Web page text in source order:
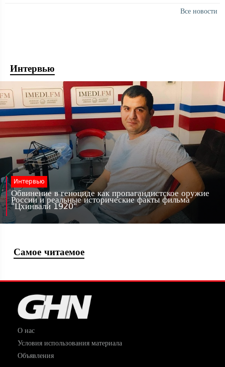
Все новости
Интервью
Интервью
Обвинение в геноциде как пропагандистское оружие
России и реальные исторические факты фильма
"Цхинвали 1920"
Самое читаемое
О нас
Условия использования материала
Объявления